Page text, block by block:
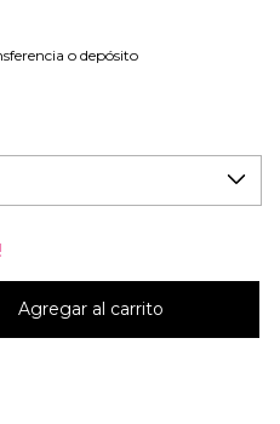
o depósito